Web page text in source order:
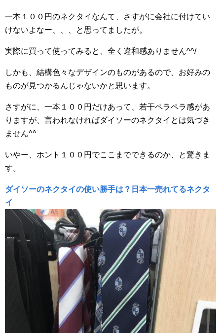
一本１００円のネクタイなんて、さすがに会社に付けてい
けないよなー、、、と思ってましたが。
実際に買って使ってみると、全く違和感ありません^^/
しかも、結構色々なデザインのものがあるので、お好みの
ものが見つかるんじゃないかと思います。
さすがに、一本１００円だけあって、若干ペラペラ感があ
りますが、言われなければダイソーのネクタイとは気づき
ません^^
いやー、ホント１００円でここまでできるのか、と驚きま
す。
ダイソーのネクタイの使い勝手は？日本一売れてるネクタ
イ